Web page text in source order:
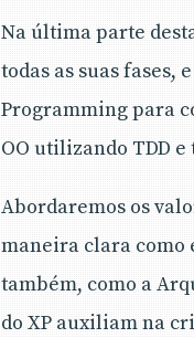
Na última parte
todas as suas fases,
Programming para
OO utilizando TDD e
Abordaremos os
maneira clara como
também, como a
do XP auxiliam na